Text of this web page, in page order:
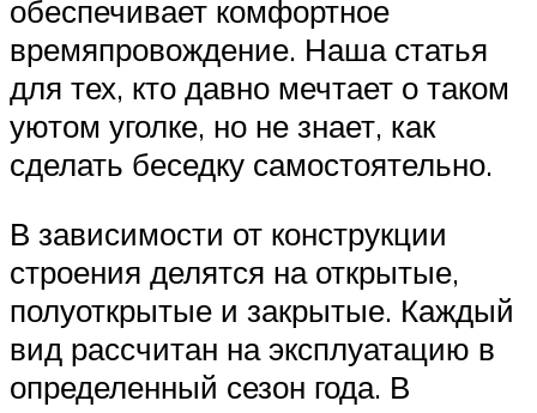
обеспечивает комфортное
времяпровождение. Наша статья
для тех, кто давно мечтает о таком
уютом уголке, но не знает, как
сделать беседку самостоятельно.
В зависимости от конструкции
строения делятся на открытые,
полуоткрытые и закрытые. Каждый
вид рассчитан на эксплуатацию в
определенный сезон года. В